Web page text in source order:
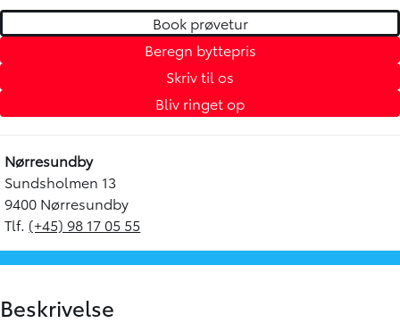
Book prøvetur
Beregn byttepris
Skriv til os
Bliv ringet op
Nørresundby
Sundsholmen 13
9400 Nørresundby
Tlf. (+45) 98 17 05 55
Beskrivelse